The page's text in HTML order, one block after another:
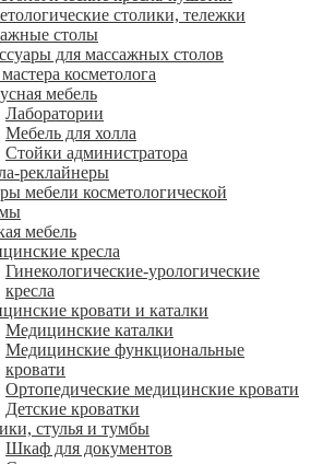
столики, тележки
столы
для массажных столов
косметолога
мебель
Лаборатории
Мебель для холла
Стойки администратора
реклайнеры
мебели косметологической
мебель
кресла
Гинекологические-урологические
кресла
кровати и каталки
Медицинские каталки
Медицинские функциональные
кровати
Ортопедические медицинские кровати
Детские кроватки
стулья и тумбы
Шкаф для документов